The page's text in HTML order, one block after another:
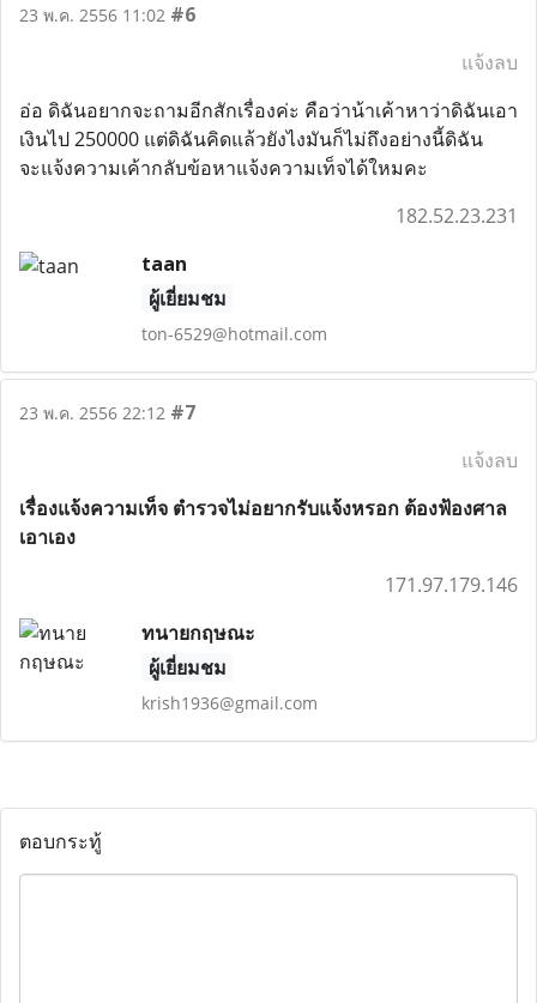
23 พ.ค. 2556 11:02 #6
แจ้งลบ
อ่อ ดิฉันอยากจะถามอีกสักเรื่องค่ะ คือว่าน้าเค้าหาว่าดิฉันเอา
เงินไป 250000 แต่ดิฉันคิดแล้วยังไงมันก็ไม่ถึงอย่างนี้ดิฉัน
จะแจ้งความเค้ากลับข้อหาแจ้งความเท็จได้ใหมคะ
182.52.23.231
taan
ผู้เยี่ยมชม
ton-6529@hotmail.com
23 พ.ค. 2556 22:12 #7
แจ้งลบ
เรื่องแจ้งความเท็จ ตำรวจไม่อยากรับแจ้งหรอก ต้องฟ้องศาล
เอาเอง
171.97.179.146
ทนายกฤษณะ
ผู้เยี่ยมชม
krish1936@gmail.com
ตอบกระทู้